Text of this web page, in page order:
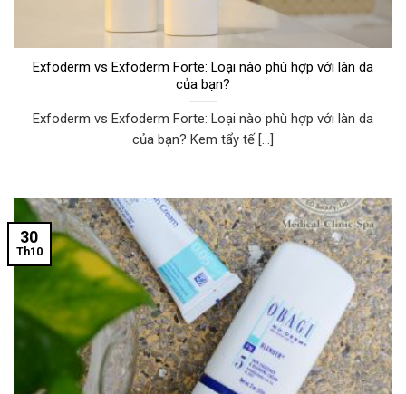
Exfoderm vs Exfoderm Forte: Loại nào phù hợp với làn da
của bạn?
Exfoderm vs Exfoderm Forte: Loại nào phù hợp với làn da
của bạn? Kem tẩy tế [...]
30
Th10